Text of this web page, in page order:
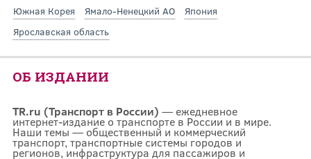
Южная Корея
Ямало-Ненецкий АО
Япония
Ярославская область
ОБ ИЗДАНИИ
TR.ru (Транспорт в России) — ежедневное
интернет-издание о транспорте в России и в мире.
Наши темы — общественный и коммерческий
транспорт, транспортные системы городов и
регионов, инфраструктура для пассажиров и